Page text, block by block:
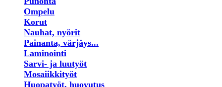
Ompelu
Korut
Nauhat, nyörit
Painanta, värjäys...
Laminointi
Sarvi- ja luutyöt
Mosaiikkityöt
Huopatyöt, huovutus